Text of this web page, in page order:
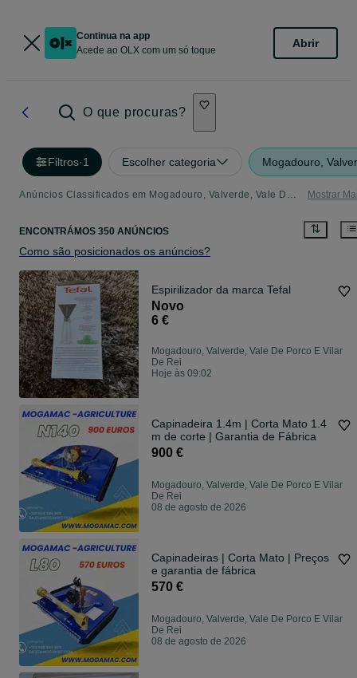
Continua na app
Acede ao OLX com um só toque
Abrir
O que procuras?
Filtros·1 Escolher categoria Mogadouro,
Anúncios Classificados em Mogadouro, Valverde, Vale De Porco E Vilar De Rei - tudo o que precisa Mostrar
ENCONTRÁMOS 350 ANÚNCIOS
Como são posicionados os anúncios?
Espirilizador da marca Tefal
Novo
6 €
Mogadouro, Valverde, Vale De Porco E Vilar
De Rei
Hoje às 09:02
Capinadeira 1.4m | Corta Mato 1.4
m de corte | Garantia de Fábrica
900 €
Mogadouro, Valverde, Vale De Porco E Vilar
De Rei
08 de agosto de 2026
Capinadeiras | Corta Mato | Preços
e garantia de fábrica
570 €
Mogadouro, Valverde, Vale De Porco E Vilar
De Rei
08 de agosto de 2026